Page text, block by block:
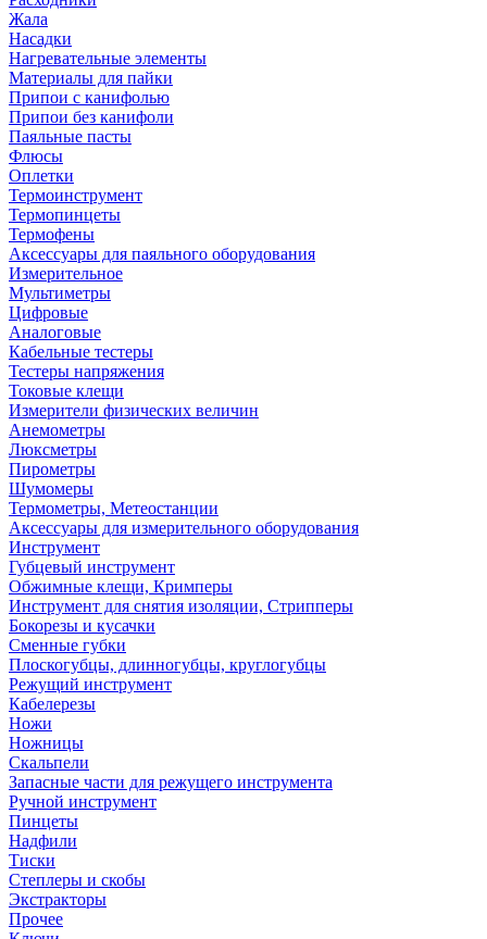
Жала
Насадки
Нагревательные элементы
Материалы для пайки
Припои с канифолью
Припои без канифоли
Паяльные пасты
Флюсы
Оплетки
Термоинструмент
Термопинцеты
Термофены
Аксессуары для паяльного оборудования
Измерительное
Мультиметры
Цифровые
Аналоговые
Кабельные тестеры
Тестеры напряжения
Токовые клещи
Измерители физических величин
Анемометры
Люксметры
Пирометры
Шумомеры
Термометры, Метеостанции
Аксессуары для измерительного оборудования
Инструмент
Губцевый инструмент
Обжимные клещи, Кримперы
Инструмент для снятия изоляции, Стрипперы
Бокорезы и кусачки
Сменные губки
Плоскогубцы, длинногубцы, круглогубцы
Режущий инструмент
Кабелерезы
Ножи
Ножницы
Скальпели
Запасные части для режущего инструмента
Ручной инструмент
Пинцеты
Надфили
Тиски
Степлеры и скобы
Экстракторы
Прочее